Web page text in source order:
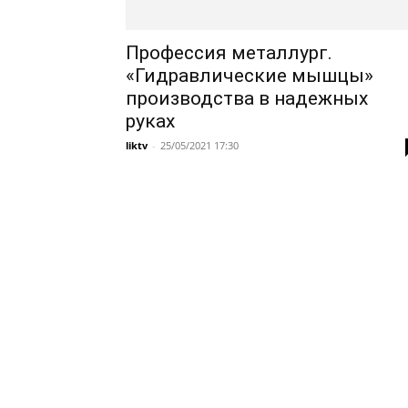
Профессия металлург.
«Гидравлические мышцы»
производства в надежных
руках
liktv - 25/05/2021 17:30